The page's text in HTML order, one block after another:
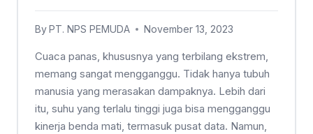
ByPT. NPS PEMUDA November 13, 2023
Cuaca panas, khususnya yang terbilang ekstrem,
memang sangat mengganggu. Tidak hanya tubuh
manusia yang merasakan dampaknya. Lebih dari
itu, suhu yang terlalu tinggi juga bisa mengganggu
kinerja benda mati, termasuk pusat data. Namun,